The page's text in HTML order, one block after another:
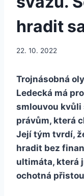
hradit
22. 10. 2022
Trojnásobná
Ledecká má
smlouvou
právům, která
Její tým tvrdí,
hradit bez
ultimáta, která
ochotná